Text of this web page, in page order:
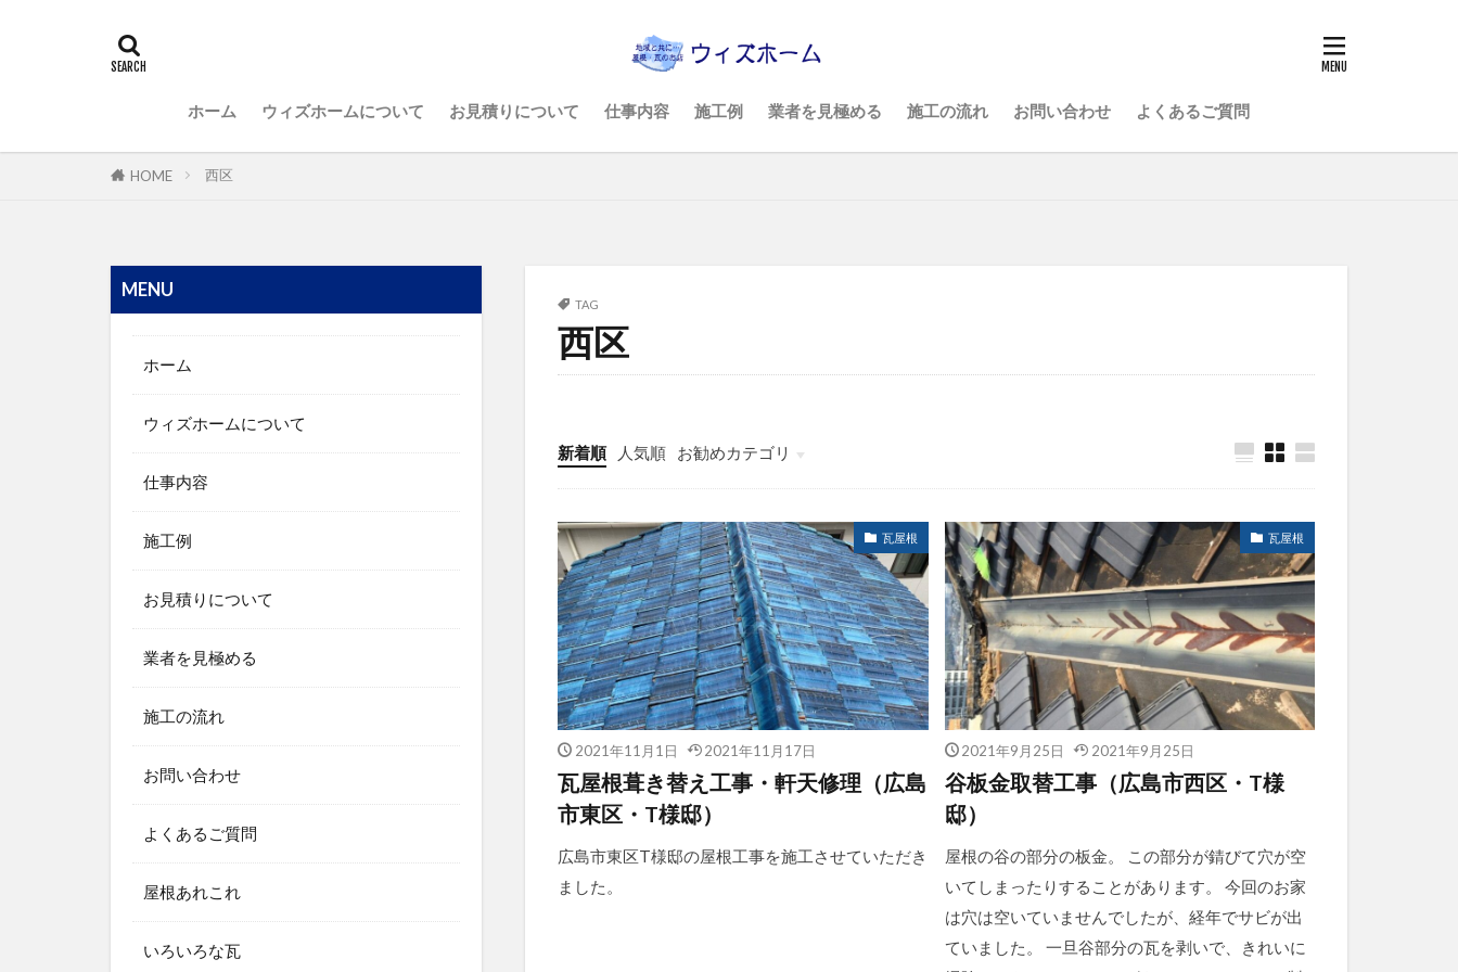
ホーム ウィズホームについて お見積りについて 仕事内容 施工例 業者を見極める 施工の流れ お問い合わせ よくあるご質問
HOME 西区
TAG
西区
新着順 人気順
お勧めカテゴリ
施工例すべて
瓦屋根
2021年11月1日 2021年11月17日
瓦屋根葺き替え工事・軒天修理（広島
市東区・T様邸）
広島市東区T様邸の屋根工事を施工させていただき
ました。
瓦屋根
2021年9月25日 2021年9月25日
谷板金取替工事（広島市西区・T様
邸）
屋根の谷の部分の板金。 この部分が錆びて穴が空
いてしまったりすることがあります。 今回のお家
は穴は空いていませんでしたが、経年でサビが出
ていました。 一旦谷部分の瓦を剥いで、きれいに
MENU
ホーム
ウィズホームについて
仕事内容
施工例
お見積りについて
業者を見極める
施工の流れ
お問い合わせ
よくあるご質問
屋根あれこれ
いろいろな瓦